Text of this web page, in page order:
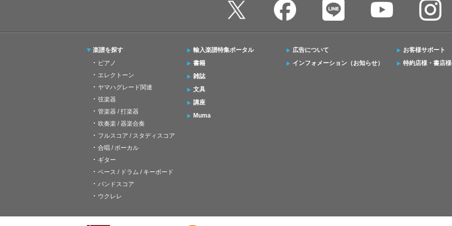
楽譜を探す
ピアノ
エレクトーン
ヤマハグレード関連
弦楽器
管楽器 / 打楽器
吹奏楽 / 器楽合奏
フルスコア / スタディスコア
合唱 / ボーカル
ギター
ベース / ドラム / キーボード
バンドスコア
ウクレレ
輸入楽譜特集ポータル
書籍
雑誌
文具
講座
Muma
広告について
インフォメーション（お知らせ）
お客様サポート
特約店様・書店